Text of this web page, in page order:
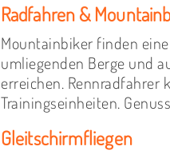
Radfahren &
Mountainbiker finden eine
umliegenden Berge und
erreichen.
Trainingseinheiten.
Gleitschirmfliegen